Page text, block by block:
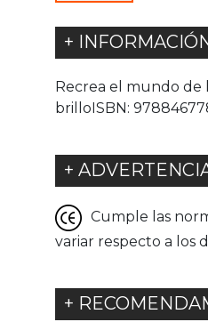
+
Recrea el mundo de
brilloISBN:
+
Cumple las
variar respecto a los
+